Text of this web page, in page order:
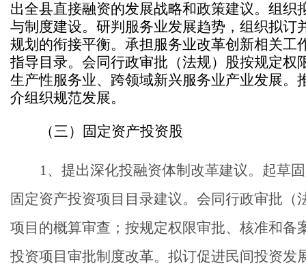
出全县直接融资的发展战略和政策建议。组
与制度建设。研判服务业发展趋势，组织拟
规划的衔接平衡。承担服务业改革创新相关
指导目录。会同行政审批（法规）股按规定
生产性服务业、跨领域新兴服务业产业发展
介组织规范发展。
（三）固定资产投资股
1、提出深化投融资体制改革建议。起草
固定资产投资项目目录建议。会同行政审批
项目的概算审查；按规定权限审批、核准和
投资项目审批制度改革。拟订促进民间投资